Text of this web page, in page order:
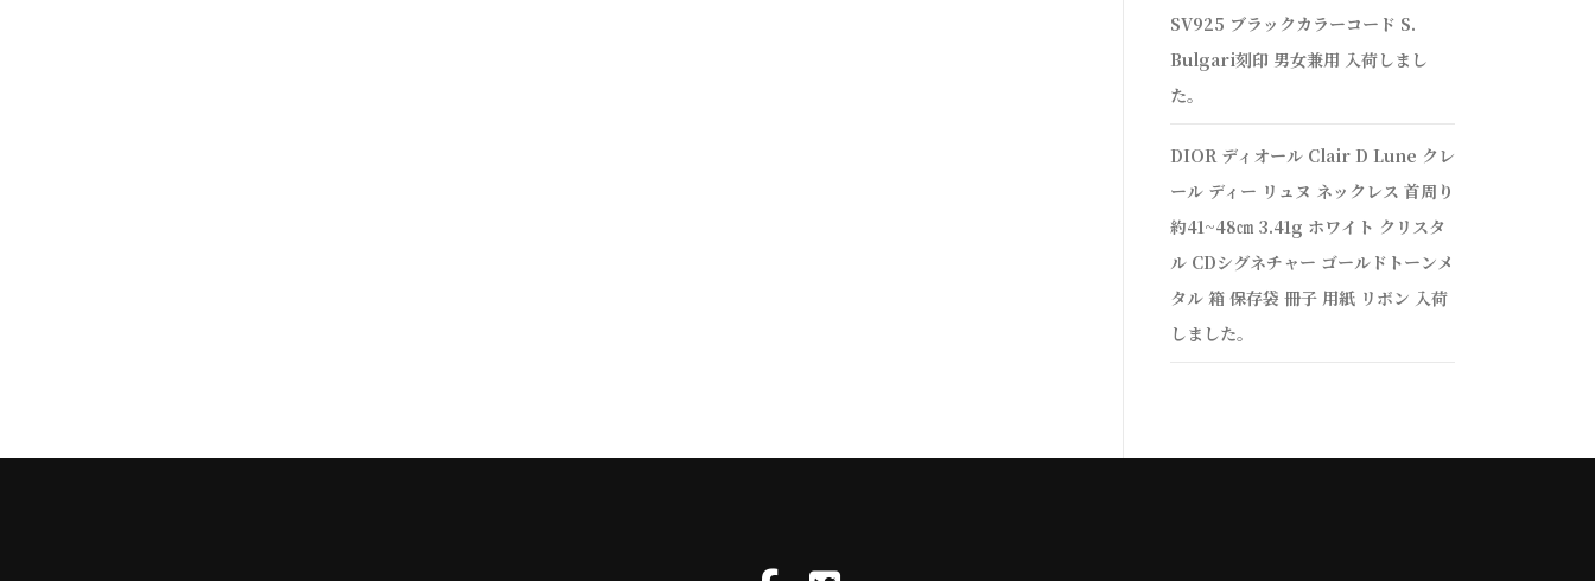
SV925 ブラックカラーコード S.
Bulgari刻印 男女兼用 入荷しまし
た。
DIOR ディオール Clair D Lune クレ
ール ディー リュヌ ネックレス 首周り
約41~48㎝ 3.41g ホワイト クリスタ
ル CDシグネチャー ゴールドトーンメ
タル 箱 保存袋 冊子 用紙 リボン 入荷
しました。